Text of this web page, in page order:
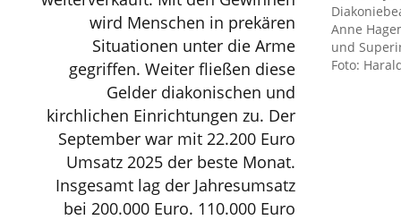
wird Menschen in prekären
Situationen unter die Arme
gegriffen. Weiter fließen diese
Gelder diakonischen und
kirchlichen Einrichtungen zu. Der
September war mit 22.200 Euro
Umsatz 2025 der beste Monat.
Insgesamt lag der Jahresumsatz
bei 200.000 Euro. 110.000 Euro
Anne
und
Foto: